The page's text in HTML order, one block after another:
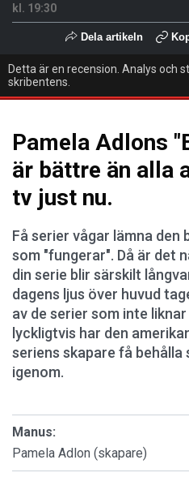
kl. 19:30
Dela artikeln
Detta är en recension. Analys och
skribentens.
Pamela Adlons
är bättre än alla
tv just nu.
Få serier vågar lämna den
som "fungerar". Då är det
din serie blir särskilt
dagens ljus över huvud
av de serier som inte
lyckligtvis har den
seriens skapare få behålla
igenom.
Manus:
Pamela Adlon (skapare)